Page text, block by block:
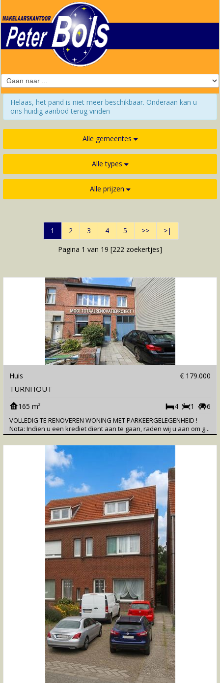
Helaas, het pand is niet meer beschikbaar. Onderaan kan u
ons huidig aanbod terug vinden
Alle gemeentes
Alle types
Alle prijzen
1 2 3 4 5 >>
>|
Pagina 1 van 19 [222 zoekertjes]
Huis € 179.000
TURNHOUT
165 m² 6
1
4
VOLLEDIG TE RENOVEREN WONING MET PARKEERGELEGENHEID !
Nota: Indien u een krediet dient aan te gaan, raden wij u aan om g...